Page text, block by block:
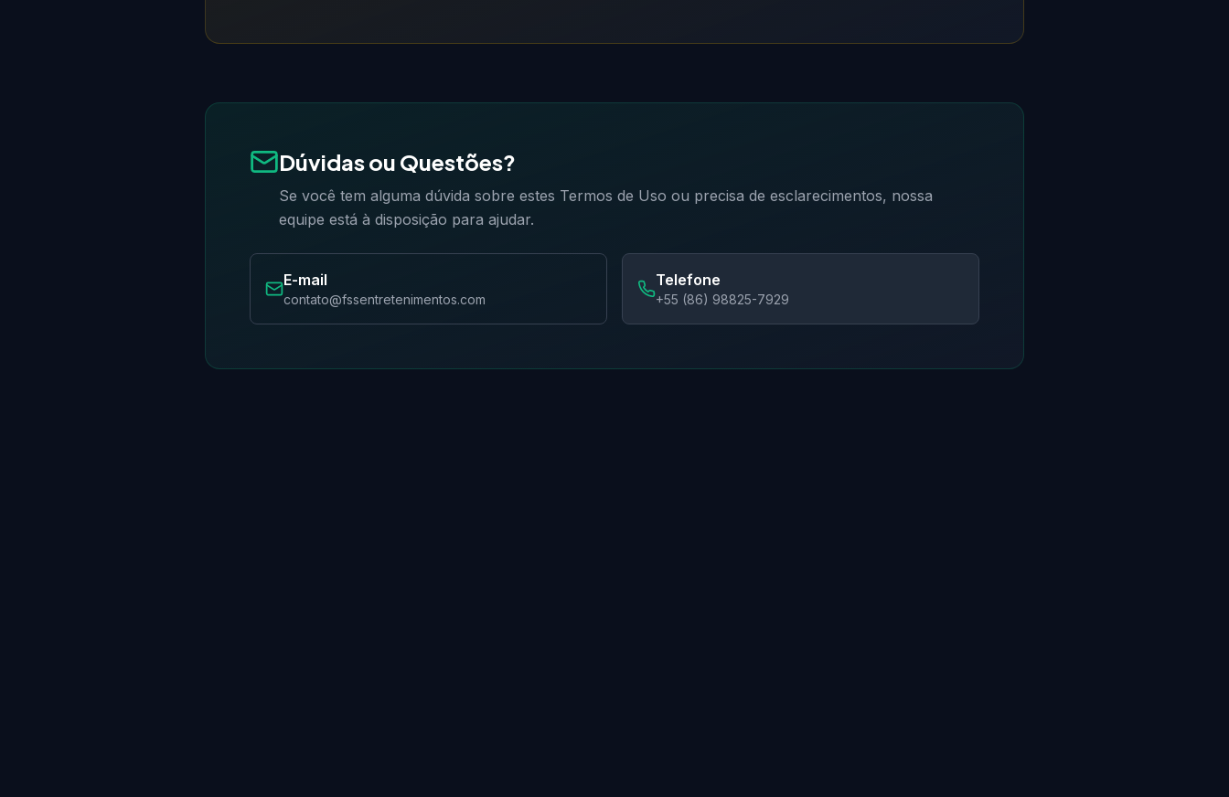
Dúvidas ou Questões?
Se você tem alguma dúvida sobre estes Termos de Uso ou precisa de esclarecimentos, nossa
equipe está à disposição para ajudar.
E-mail
contato@fssentretenimentos.com
Telefone
+55 (86) 98825-7929